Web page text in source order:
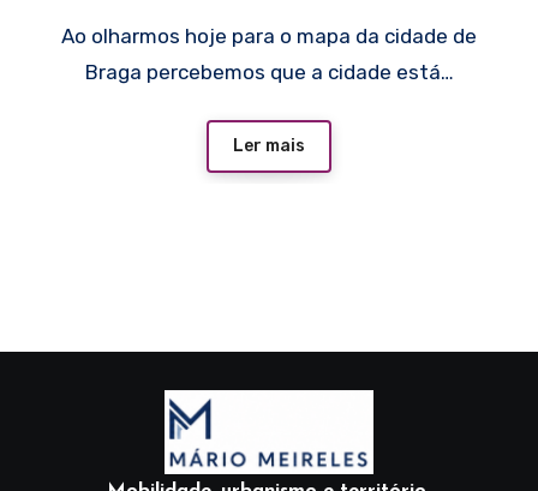
Ao olharmos hoje para o mapa da cidade de
Braga percebemos que a cidade está…
Ler mais